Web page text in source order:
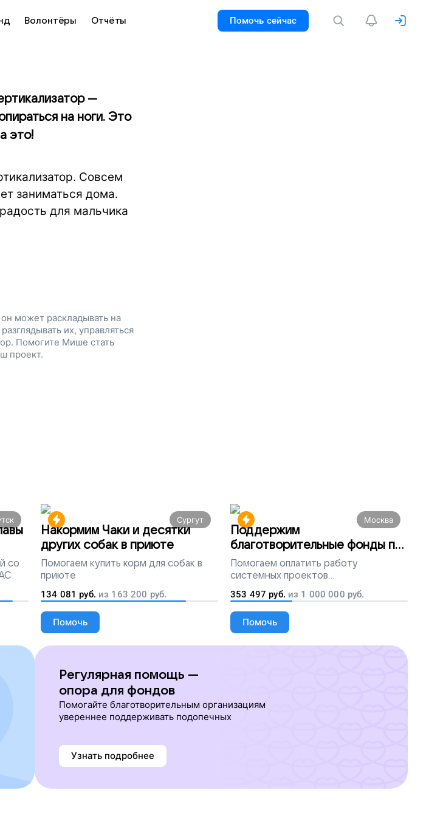
Волонтёры Отчёты Помочь сейчас
—
на ноги. Это
это!
Совсем
заниматься дома.
для мальчика
может раскладывать на
их, управляться
Помогите Мише стать
проект.
со
Сургут
Накормим Чаки и десятки
других собак в приюте
Помогаем купить корм для собак в
приюте
134 081 руб. из 163 200 руб.
Помочь
Москва
Поддержим
благотворительные фонды по
всей России
Помогаем оплатить работу
системных проектов
благотворительных организаций
353 497 руб. из 1 000 000 руб.
Помочь
Регулярная помощь —
опора для фондов
Помогайте благотворительным организациям
увереннее поддерживать подопечных
Узнать подробнее